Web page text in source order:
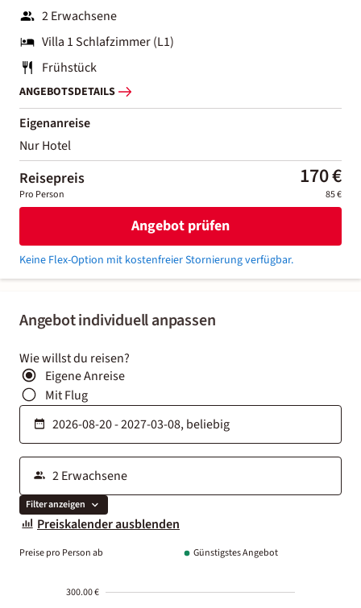
Angebot individuell anpassen
Wie willst du reisen?
Eigene Anreise
Mit Flug
Filter anzeigen
Preiskalender ausblenden
Preise pro Person ab Günstigstes Angebot
300.00 €
2 Erwachsene
Villa 1 Schlafzimmer (L1)
Frühstück
ANGEBOTSDETAILS
Eigenanreise
Nur Hotel
Reisepreis 170 €
Pro Person 85 €
Angebot prüfen
Keine Flex-Option mit kostenfreier Stornierung verfügbar.